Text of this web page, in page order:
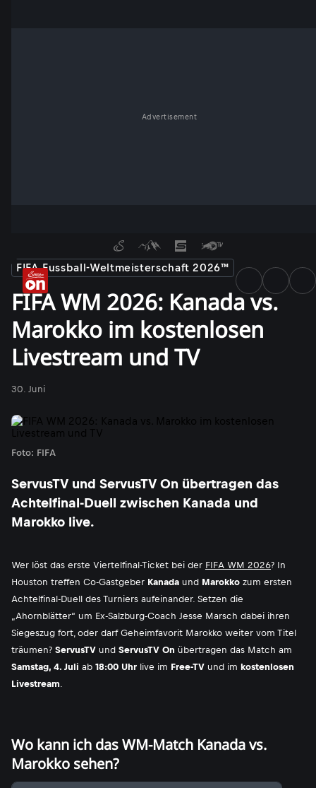
Advertisement
FIFA Fussball-Weltmeisterschaft 2026™
FIFA WM 2026: Kanada vs.
Marokko im kostenlosen
Livestream und TV
30. Juni
Foto: FIFA
ServusTV und ServusTV On übertragen das
Achtelfinal-Duell zwischen Kanada und
Marokko live.
Wer löst das erste Viertelfinal-Ticket bei der FIFA WM 2026? In
Houston treffen Co-Gastgeber Kanada und Marokko zum ersten
Achtelfinal-Duell des Turniers aufeinander. Setzen die
„Ahornblätter“ um Ex-Salzburg-Coach Jesse Marsch dabei ihren
Siegeszug fort, oder darf Geheimfavorit Marokko weiter vom Titel
träumen? ServusTV und ServusTV On übertragen das Match am
Samstag, 4. Juli ab 18:00 Uhr live im Free-TV und im kostenlosen
Livestream.
Wo kann ich das WM-Match Kanada vs.
Marokko sehen?